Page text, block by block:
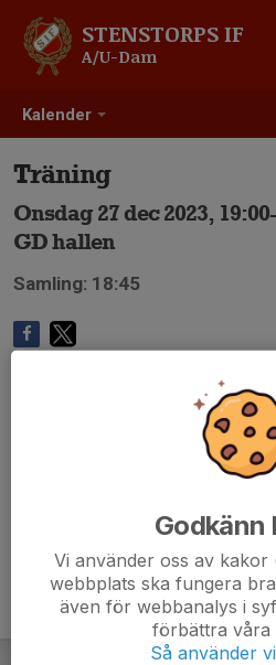
Kalender
STENSTORPS IF
A/U-Dam
Träning
Onsdag 27 dec 2023,
GD hallen
Samling: 18:45
Godkänn
Vi använder oss av
webbplats ska fungera
även för webbanalys i
förbättra våra
Så använder